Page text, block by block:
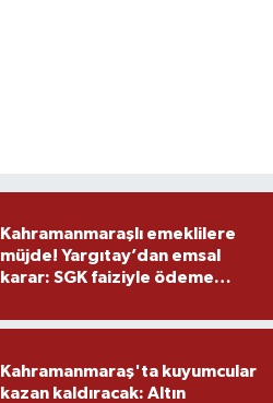
Kahramanmaraşlı emeklilere
müjde! Yargıtay’dan emsal
karar: SGK faiziyle ödeme
Kahramanmaraş'ta kuyumcular
kazan kaldıracak: Altın